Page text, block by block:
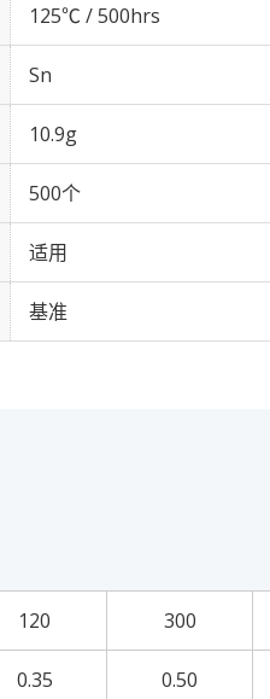
125℃ / 500hrs
Sn
10.9g
500个
适用
基准
120 300
0.35 0.50